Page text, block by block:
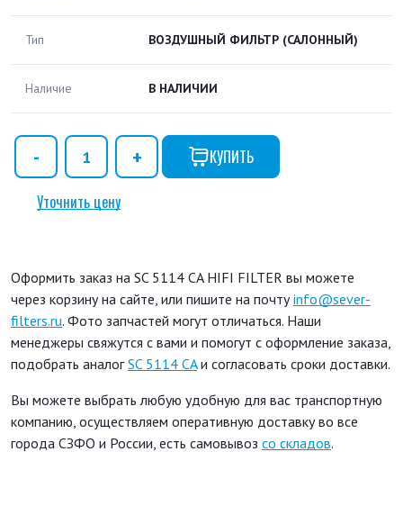
Тип ВОЗДУШНЫЙ ФИЛЬТР (САЛОННЫЙ)
Наличие В НАЛИЧИИ
КУПИТЬ
Уточнить цену
Оформить заказ на SC 5114 CA HIFI FILTER вы можете
через корзину на сайте, или пишите на почтуinfo@sever-
filters.ru. Фото запчастей могут отличаться. Наши
менеджеры свяжутся с вами и помогут с оформление заказа,
подобрать аналогSC 5114 CAи согласовать сроки доставки.
Вы можете выбрать любую удобную для вас транспортную
компанию, осуществляем оперативную доставку во все
города СЗФО и России, есть самовывоз со складов.